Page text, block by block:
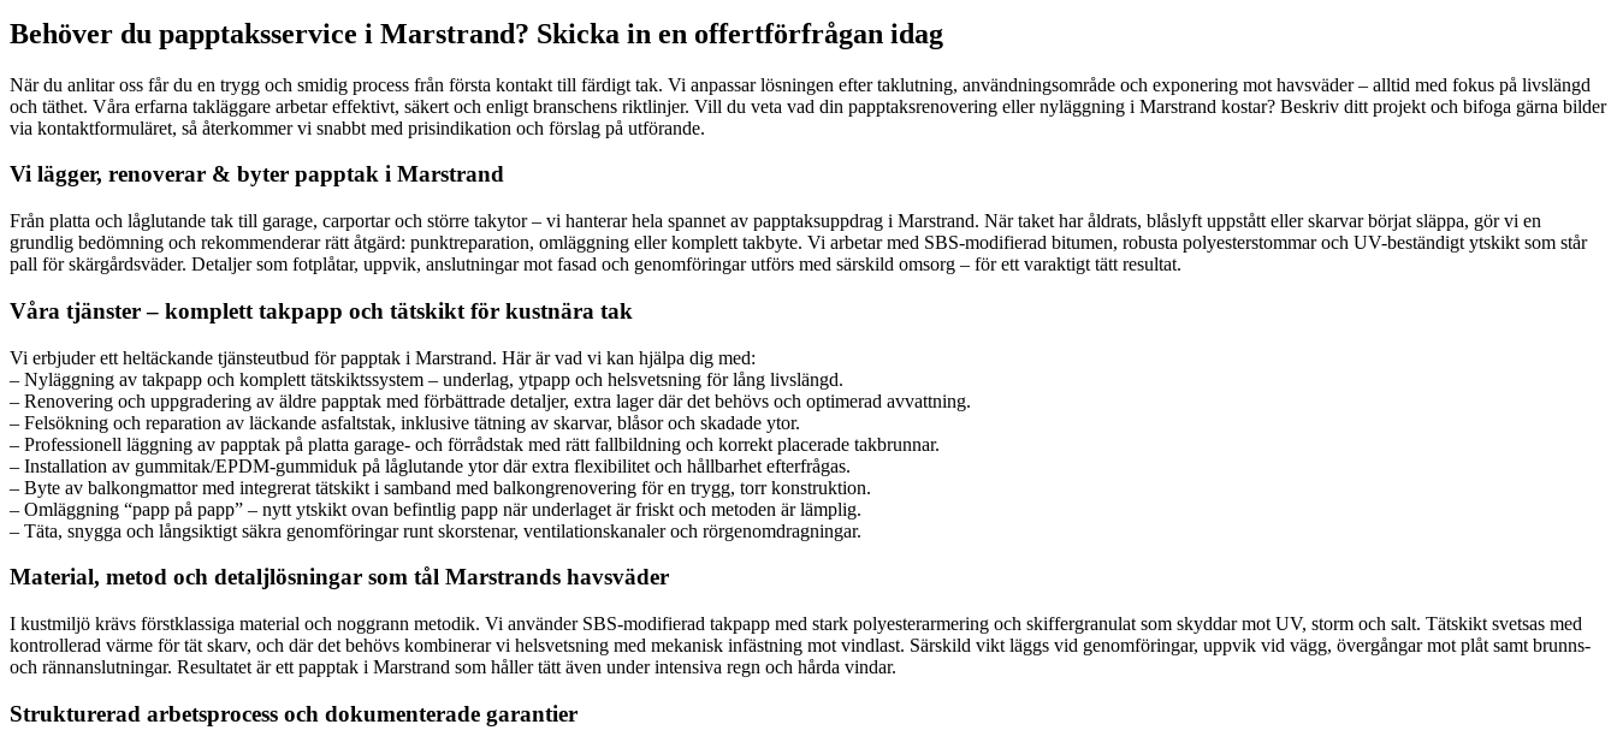
Behöver du papptaksservice i Marstrand? Skicka in en offertförfrågan idag
När du anlitar oss får du en trygg och smidig process från första kontakt till färdigt tak. Vi anpassar lösningen efter taklutning, användningsområde och exponering mot havsväder – alltid med fokus på livslängd
och täthet. Våra erfarna takläggare arbetar effektivt, säkert och enligt branschens riktlinjer. Vill du veta vad din papptaksrenovering eller nyläggning i Marstrand kostar? Beskriv ditt projekt och bifoga gärna bilder
via kontaktformuläret, så återkommer vi snabbt med prisindikation och förslag på utförande.
Vi lägger, renoverar & byter papptak i Marstrand
Från platta och låglutande tak till garage, carportar och större takytor – vi hanterar hela spannet av papptaksuppdrag i Marstrand. När taket har åldrats, blåslyft uppstått eller skarvar börjat släppa, gör vi en
grundlig bedömning och rekommenderar rätt åtgärd: punktreparation, omläggning eller komplett takbyte. Vi arbetar med SBS-modifierad bitumen, robusta polyesterstommar och UV-beständigt ytskikt som står
pall för skärgårdsväder. Detaljer som fotplåtar, uppvik, anslutningar mot fasad och genomföringar utförs med särskild omsorg – för ett varaktigt tätt resultat.
Våra tjänster – komplett takpapp och tätskikt för kustnära tak
Vi erbjuder ett heltäckande tjänsteutbud för papptak i Marstrand. Här är vad vi kan hjälpa dig med:
– Nyläggning av takpapp och komplett tätskiktssystem – underlag, ytpapp och helsvetsning för lång livslängd.
– Renovering och uppgradering av äldre papptak med förbättrade detaljer, extra lager där det behövs och optimerad avvattning.
– Felsökning och reparation av läckande asfaltstak, inklusive tätning av skarvar, blåsor och skadade ytor.
– Professionell läggning av papptak på platta garage- och förrådstak med rätt fallbildning och korrekt placerade takbrunnar.
– Installation av gummitak/EPDM-gummiduk på låglutande ytor där extra flexibilitet och hållbarhet efterfrågas.
– Byte av balkongmattor med integrerat tätskikt i samband med balkongrenovering för en trygg, torr konstruktion.
– Omläggning “papp på papp” – nytt ytskikt ovan befintlig papp när underlaget är friskt och metoden är lämplig.
– Täta, snygga och långsiktigt säkra genomföringar runt skorstenar, ventilationskanaler och rörgenomdragningar.
Material, metod och detaljlösningar som tål Marstrands havsväder
I kustmiljö krävs förstklassiga material och noggrann metodik. Vi använder SBS-modifierad takpapp med stark polyesterarmering och skiffergranulat som skyddar mot UV, storm och salt. Tätskikt svetsas med
kontrollerad värme för tät skarv, och där det behövs kombinerar vi helsvetsning med mekanisk infästning mot vindlast. Särskild vikt läggs vid genomföringar, uppvik vid vägg, övergångar mot plåt samt brunns-
och rännanslutningar. Resultatet är ett papptak i Marstrand som håller tätt även under intensiva regn och hårda vindar.
Strukturerad arbetsprocess och dokumenterade garantier